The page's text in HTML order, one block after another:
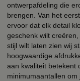
ontwerpafdeling die
brengen. Van het
ervoor dat elk detail
geschenk wilt
stijl wilt laten zien wij
hoogwaardige
aan kwaliteit betekent
minimumaantallen